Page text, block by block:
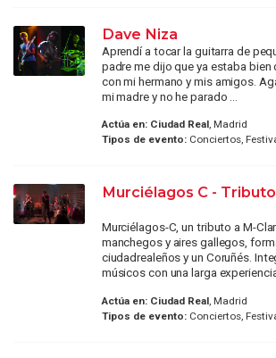
Dave Niza
Aprendí a tocar la guitarra de
padre me dijo que ya estaba bien
con mi hermano y mis amigos.
mi madre y no he parado ...
Actúa en: Ciudad Real, Madrid
Tipos de evento:Conciertos,
Murciélagos C -
Murciélagos-C, un tributo a M-
manchegos y aires gallegos,
ciudadrealeños y un Coruñés.
músicos con una larga
Actúa en: Ciudad Real, Madrid
Tipos de evento:Conciertos,